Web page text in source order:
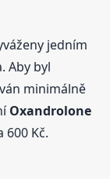
jedním
Aby byl
minimálně
Oxandrolone
600 Kč.